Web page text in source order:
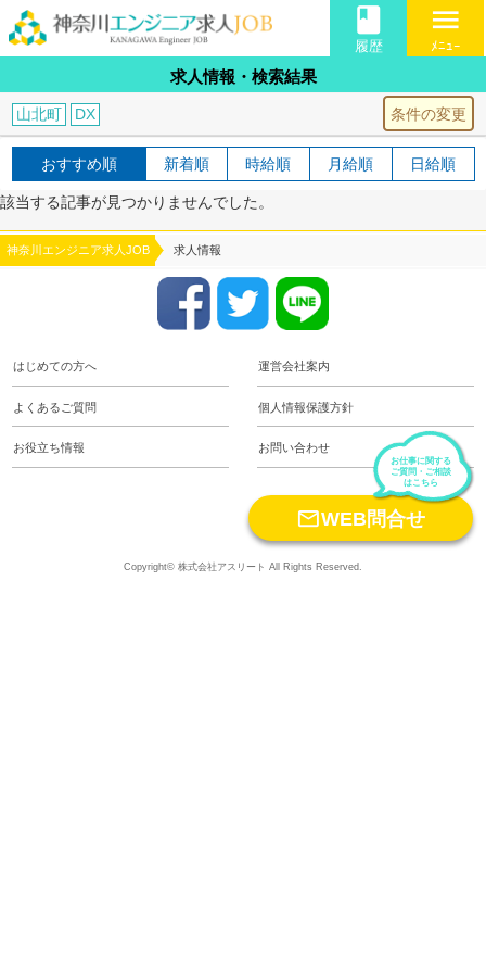
book
履歴
menu
ﾒﾆｭｰ
求人情報・検索結果
条件の変更
山北町 DX
おすすめ順 新着順 時給順 月給順 日給順
該当する記事が見つかりませんでした。
神奈川エンジニア求人JOB 求人情報
はじめての方へ 運営会社案内
よくあるご質問 個人情報保護方針
お役立ち情報 お問い合わせ
お仕事に関する
ご質問・ご相談
はこちら
WEB問合せ
Copyright© 株式会社アスリート All Rights Reserved.